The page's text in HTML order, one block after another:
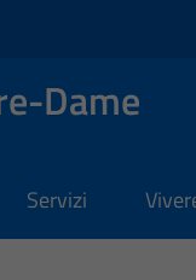
Dame
Servizi